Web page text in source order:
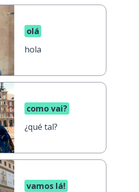
olá
hola
como vai?
¿qué tal?
vamos lá!